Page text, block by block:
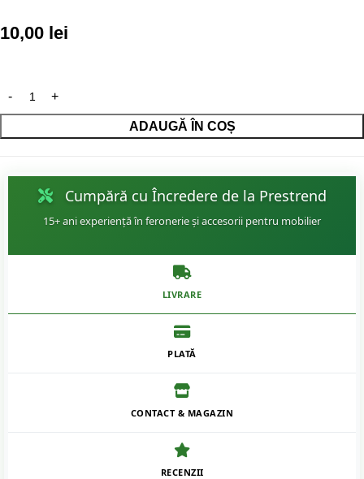
10,00 lei
ADAUGĂ ÎN COȘ
Cumpără cu Încredere de la Prestrend
15+ ani experiență în feronerie și accesorii pentru mobilier
LIVRARE
PLATĂ
CONTACT & MAGAZIN
RECENZII